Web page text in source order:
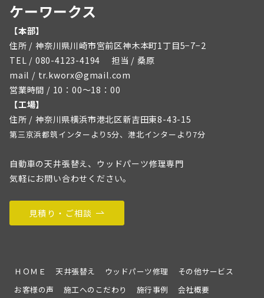
ケーワークス
【本部】
住所 / 神奈川県川崎市宮前区神木本町1丁目5−7−2
TEL / 080-4123-4194 担当 / 桑原
mail / tr.kworx@gmail.com
営業時間 / 10：00～18：00
【工場】
住所 / 神奈川県横浜市港北区新吉田東8-43-15
第三京浜都筑インターより5分、港北インターより7分
自動車の天井張替え、ウッドパーツ修理専門
気軽にお問い合わせください。
見積り・ご相談
ＨＯＭＥ 天井張替え ウッドパーツ修理
その他サービス
お客様の声
施工へのこだわり 施行事例 会社概要